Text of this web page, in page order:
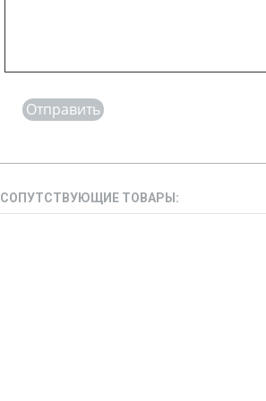
Отправить
СОПУТСТВУЮЩИЕ ТОВАРЫ: